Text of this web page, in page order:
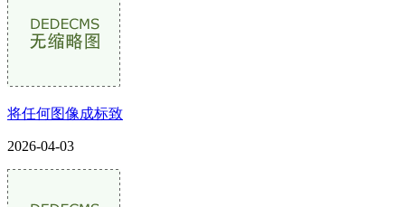
将任何图像成标致
2026-04-03